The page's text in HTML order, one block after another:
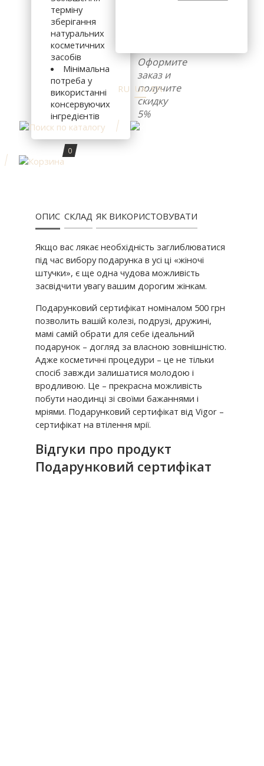
RU UA EN
0
терміну
зберігання
натуральних
косметичних
засобів
Мінімальна
потреба у
використанні
консервуючих
інгредієнтів
Оформите
заказ и
получите
скидку
5%
ОПИС СКЛАД ЯК ВИКОРИСТОВУВАТИ
Якщо вас лякає необхідність заглиблюватися
під час вибору подарунка в усі ці «жіночі
штучки», є ще одна чудова можливість
засвідчити увагу вашим дорогим жінкам.
Подарунковий сертифікат номіналом 500 грн
позволить вашій колезі, подрузі, дружині,
мамі самій обрати для себе ідеальний
подарунок – догляд за власною зовнішністю.
Адже косметичні процедури – це не тільки
спосіб завжди залишатися молодою і
вродливою. Це – прекрасна можливість
побути наодинці зі своїми бажаннями і
мріями. Подарунковий сертифікат від Vigor –
сертифікат на втілення мрії.
Відгуки про продукт
Подарунковий сертифікат